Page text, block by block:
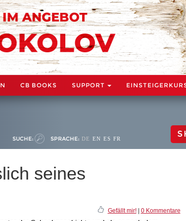
CB BOOKS SUPPORT
SUCHE: SPRACHE: DE EN ES FR
seines
Gefällt mir!| 0 Kommentare